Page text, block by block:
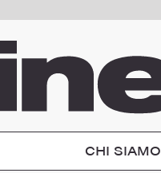
CHI SIAMO